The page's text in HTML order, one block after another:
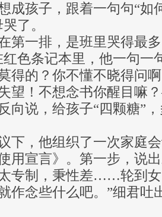
成孩子，跟着一句句“如
了。
第一排，是班里哭得最
红色条记本里，他一句一
得的？你不懂不晓得问
望！不想念书你醒目嘛
向说，给孩子“四颗糖”
下，他组织了一次家庭
用宣言》。第一步，说
专制，秉性差……轮到女
作念些什么吧。”细君吐